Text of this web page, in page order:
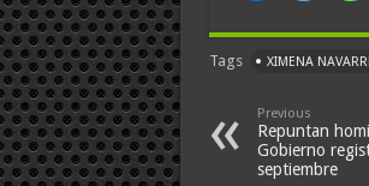
Tags XIMENA
Previous
Repuntan
Gobierno
septiembre